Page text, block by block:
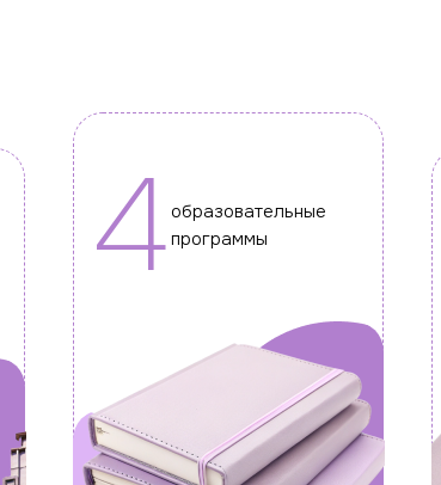
4 образовательные
программы